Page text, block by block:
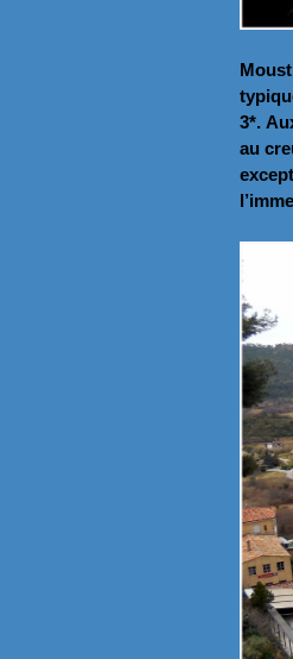
3*.
au